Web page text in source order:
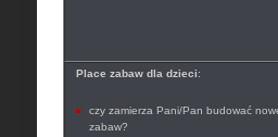
Place zabaw dla dzieci:
czy zamierza Pani/Pan budować
zabaw?